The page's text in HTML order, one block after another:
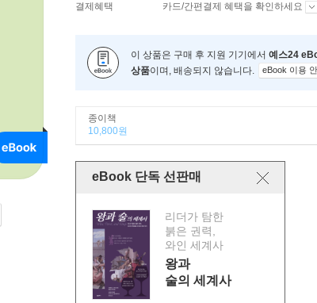
결제혜택 카드/간편결제 혜택을 확인하세요
이 상품은 구매 후 지원 기기에서 예스24
상품이며, 배송되지 않습니다. eBook 이용
종이책
10,800원
eBook 단독 선판매
리더가 탐한
붉은 권력,
와인 세계사
왕과
술의 세계사